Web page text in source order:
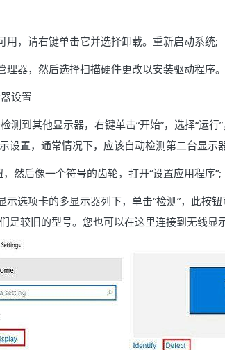
用，请右键单击它并选择卸载。重新启动系统;
理器，然后选择扫描硬件更改以安装驱动程序。
设置
测到其他显示器，右键单击“开始”，选择“运行”
设置，通常情况下，应该自动检测第二台显示
，然后像一个符号的齿轮，打开“设置应用程序”;
示选项卡的多显示器列下，单击“检测”，此按
是较旧的型号。您也可以在这里连接到无线显